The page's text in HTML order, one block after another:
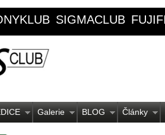
SIGMACLUB
Galerie BLOG Články